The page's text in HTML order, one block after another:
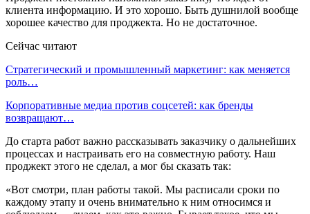
клиента информацию. И это хорошо. Быть душнилой вообще
хорошее качество для проджекта. Но не достаточное.
Сейчас читают
Стратегический и промышленный маркетинг: как меняется
роль…
Корпоративные медиа против соцсетей: как бренды
возвращают…
До старта работ важно рассказывать заказчику о дальнейших
процессах и настраивать его на совместную работу. Наш
проджект этого не сделал, а мог бы сказать так:
«Вот смотри, план работы такой. Мы расписали сроки по
каждому этапу и очень внимательно к ним относимся и